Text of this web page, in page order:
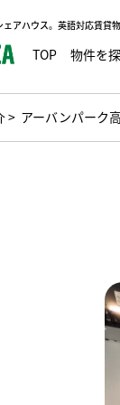
アハウス。英語対応賃貸
TOP 物件を
> アーバンパーク